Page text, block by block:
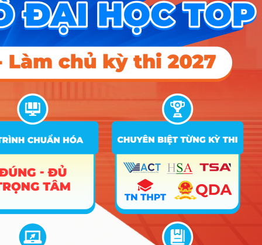
Nhóm Truyền thông - Marketing 1 ngành | Xem chi tiết
TIN MỚI NHẤT
Tuyển sinh trung cấp công an năm 2026
Học viện Công an Nhân dân điểm chuẩn 2026: Cập nhật mới nhất
Điểm sàn các trường công an năm 2026
CÔNG CỤ TRA CỨU
➜Đề án tuyển sinh
➜Tra cứu tổ hợp môn
Quy đổi điểm thi